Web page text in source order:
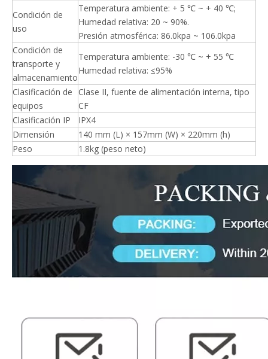
Condición de
uso
Temperatura ambiente: + 5 ℃ ~ + 40 ℃;
Humedad relativa: 20 ~ 90%.
Presión atmosférica: 86.0kpa ~ 106.0kpa
Condición de
transporte y
almacenamiento
Temperatura ambiente: -30 ℃ ~ + 55 ℃
Humedad relativa: ≤95%
Clasificación de
equipos
Clase II, fuente de alimentación interna, tipo
CF
Clasificación IP
IPX4
Dimensión
140 mm (L) × 157mm (W) × 220mm (h)
Peso
1.8kg (peso neto)